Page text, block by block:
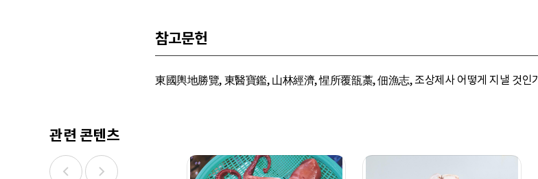
참고문헌
東國輿地勝覽, 東醫寶鑑, 山林經濟, 惺所覆瓿藁, 佃漁志, 조상제사 어떻게 지낼 것인
관련 콘텐츠